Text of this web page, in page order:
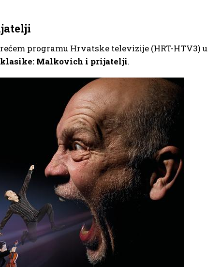
programu Hrvatske televizije (HRT-HTV3) u
Malkovich i prijatelji.